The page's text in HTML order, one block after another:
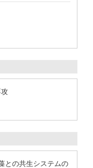
との共生システムの